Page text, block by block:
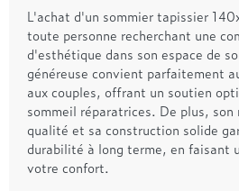
L'achat d'un sommier tapissier
toute personne recherchant une
d'esthétique dans son espace de
généreuse convient parfaitement
aux couples, offrant un soutien
sommeil réparatrices. De plus,
qualité et sa construction solide
durabilité à long terme, en faisant
votre confort.